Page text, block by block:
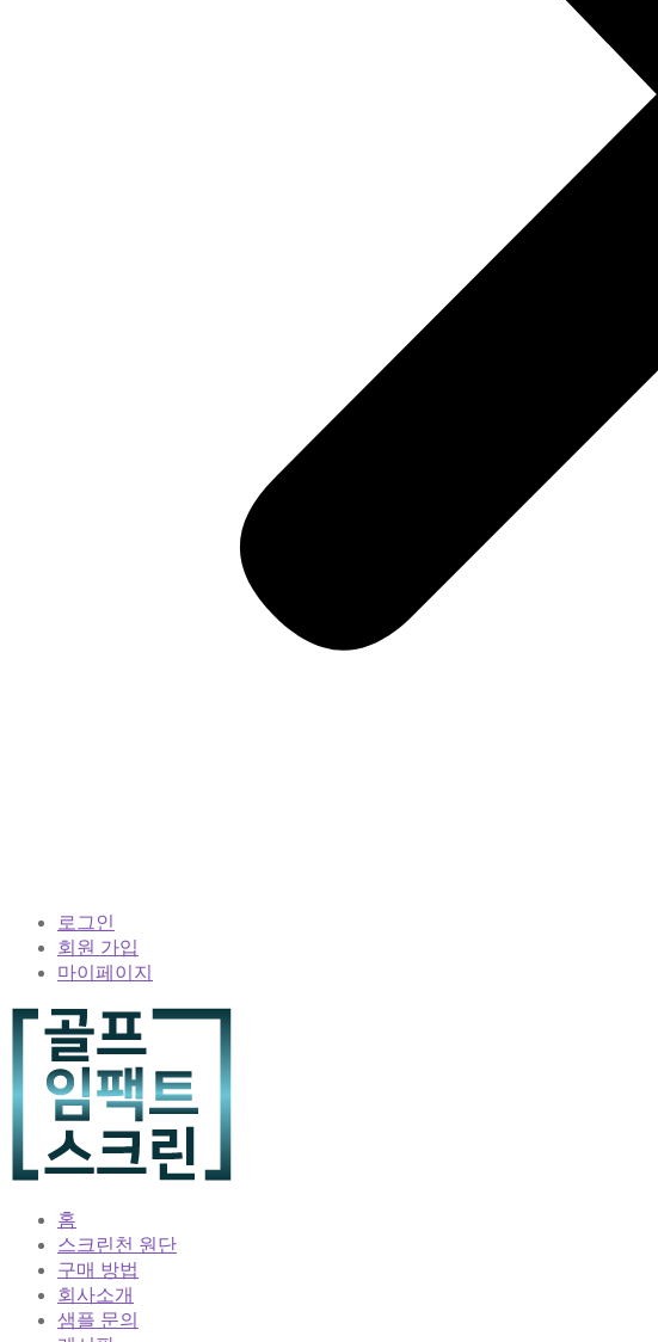
로그인
회원 가입
마이페이지
홈
스크린천 원단
구매 방법
회사소개
샘플 문의